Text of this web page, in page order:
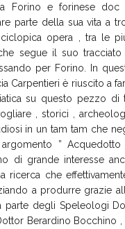
a Forino e forinese
parte della sua vita a
opera , tra le
segue il suo
per Forino. In
Carpentieri è riuscito a
su questo pezzo di
, storici ,
in un tam tam che
argomento ” Acquedotto
di grande interesse
ricerca che
a produrre grazie
parte degli Speleologi
Berardino Bocchino